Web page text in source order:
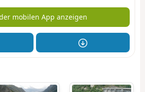
mobilen App anzeigen